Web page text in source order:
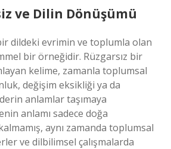
ve Dilin Dönüşümü
dildeki evrimin ve toplumla olan
bir örneğidir. Rüzgarsız bir
kelime, zamanla toplumsal
değişim eksikliği ya da
anlamlar taşımaya
anlamı sadece doğa
aynı zamanda toplumsal
ve dilbilimsel çalışmalarda